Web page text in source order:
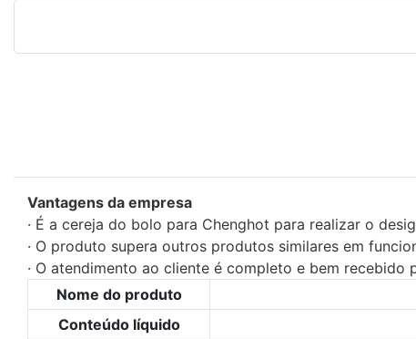
Vantagens da empresa
· É a cereja do bolo para Chenghot para realizar o
· O produto supera outros produtos similares em
· O atendimento ao cliente é completo e bem
Nome do produto
Conteúdo líquido